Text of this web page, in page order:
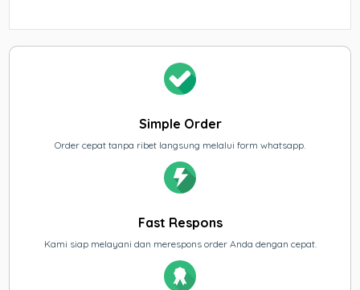
Simple Order
Order cepat tanpa ribet langsung melalui form whatsapp.
Fast Respons
Kami siap melayani dan merespons order Anda dengan cepat.